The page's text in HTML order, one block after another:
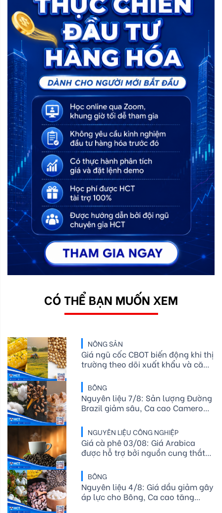
CÓ THỂ BẠN MUỐN XEM
NÔNG SẢN
Giá ngũ cốc CBOT biến động khi thị
trường theo dõi xuất khẩu và căng
BÔNG
Nguyên liệu 7/8: Sản lượng Đường
Brazil giảm sâu, Ca cao Cameroon
NGUYÊN LIỆU CÔNG NGHIỆP
Giá cà phê 03/08: Giá Arabica
được hỗ trợ bởi nguồn cung thắt
BÔNG
Nguyên liệu 4/8: Giá dầu giảm gây
áp lực cho Bông, Ca cao tăng